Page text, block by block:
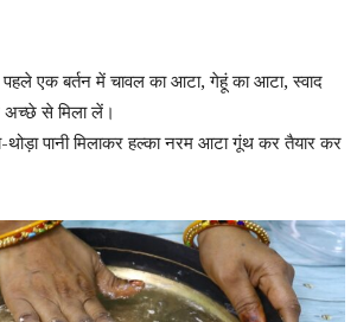
पहले एक बर्तन में चावल का आटा, गेहूं का आटा, स्वाद
से मिला लें।
पानी मिलाकर हल्का नरम आटा गूंथ कर तैयार कर